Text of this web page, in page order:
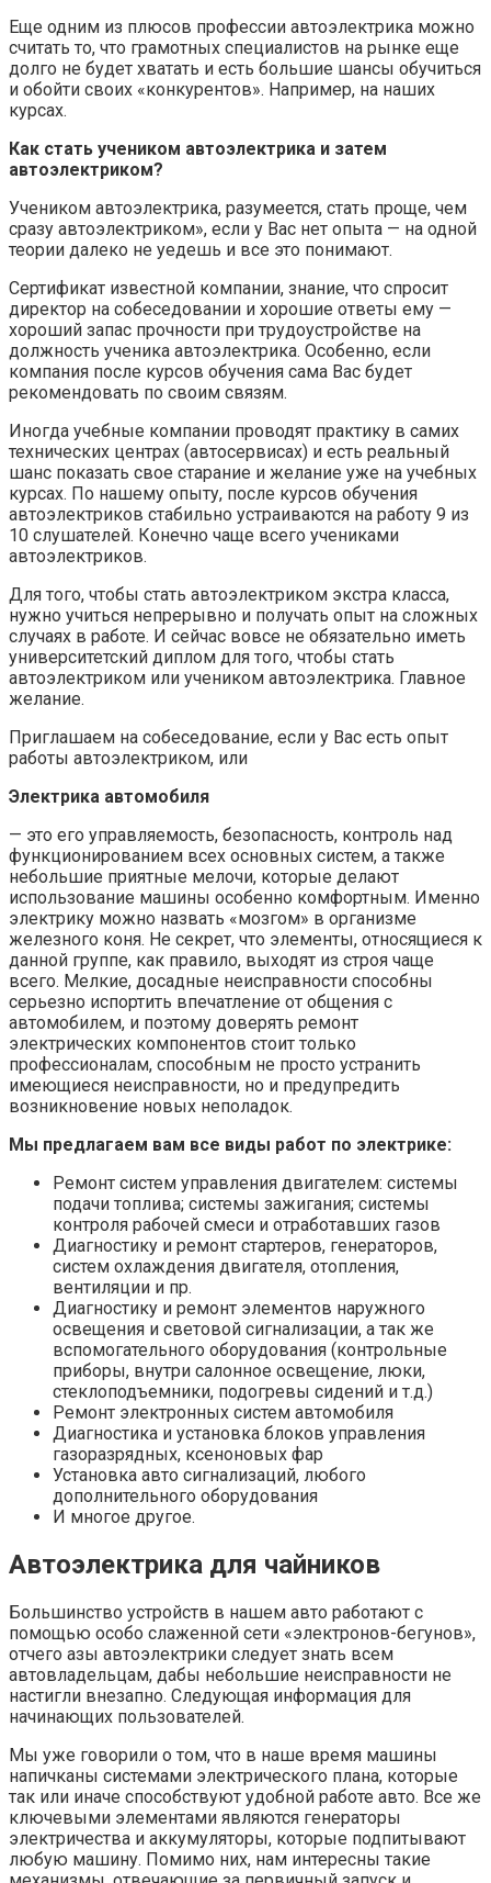
Еще одним из плюсов профессии автоэлектрика можно
считать то, что грамотных специалистов на рынке еще
долго не будет хватать и есть большие шансы обучиться
и обойти своих «конкурентов». Например, на наших
курсах.
Как стать учеником автоэлектрика и затем
автоэлектриком?
Учеником автоэлектрика, разумеется, стать проще, чем
сразу автоэлектриком», если у Вас нет опыта — на одной
теории далеко не уедешь и все это понимают.
Сертификат известной компании, знание, что спросит
директор на собеседовании и хорошие ответы ему —
хороший запас прочности при трудоустройстве на
должность ученика автоэлектрика. Особенно, если
компания после курсов обучения сама Вас будет
рекомендовать по своим связям.
Иногда учебные компании проводят практику в самих
технических центрах (автосервисах) и есть реальный
шанс показать свое старание и желание уже на учебных
курсах. По нашему опыту, после курсов обучения
автоэлектриков стабильно устраиваются на работу 9 из
10 слушателей. Конечно чаще всего учениками
автоэлектриков.
Для того, чтобы стать автоэлектриком экстра класса,
нужно учиться непрерывно и получать опыт на сложных
случаях в работе. И сейчас вовсе не обязательно иметь
университетский диплом для того, чтобы стать
автоэлектриком или учеником автоэлектрика. Главное
желание.
Приглашаем на собеседование, если у Вас есть опыт
работы автоэлектриком, или
Электрика автомобиля
— это его управляемость, безопасность, контроль над
функционированием всех основных систем, а также
небольшие приятные мелочи, которые делают
использование машины особенно комфортным. Именно
электрику можно назвать «мозгом» в организме
железного коня. Не секрет, что элементы, относящиеся к
данной группе, как правило, выходят из строя чаще
всего. Мелкие, досадные неисправности способны
серьезно испортить впечатление от общения с
автомобилем, и поэтому доверять ремонт
электрических компонентов стоит только
профессионалам, способным не просто устранить
имеющиеся неисправности, но и предупредить
возникновение новых неполадок.
Мы предлагаем вам все виды работ по электрике:
Ремонт систем управления двигателем: системы
подачи топлива; системы зажигания; системы
контроля рабочей смеси и отработавших газов
Диагностику и ремонт стартеров, генераторов,
систем охлаждения двигателя, отопления,
вентиляции и пр.
Диагностику и ремонт элементов наружного
освещения и световой сигнализации, а так же
вспомогательного оборудования (контрольные
приборы, внутри салонное освещение, люки,
стеклоподъемники, подогревы сидений и т.д.)
Ремонт электронных систем автомобиля
Диагностика и установка блоков управления
газоразрядных, ксеноновых фар
Установка авто сигнализаций, любого
дополнительного оборудования
И многое другое.
Автоэлектрика для чайников
Большинство устройств в нашем авто работают с
помощью особо слаженной сети «электронов-бегунов»,
отчего азы автоэлектрики следует знать всем
автовладельцам, дабы небольшие неисправности не
настигли внезапно. Следующая информация для
начинающих пользователей.
Мы уже говорили о том, что в наше время машины
напичканы системами электрического плана, которые
так или иначе способствуют удобной работе авто. Все же
ключевыми элементами являются генераторы
электричества и аккумуляторы, которые подпитывают
любую машину. Помимо них, нам интересны такие